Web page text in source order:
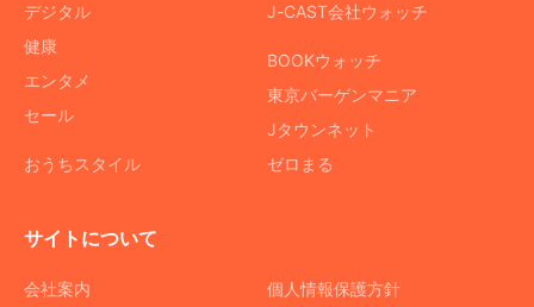
デジタル
健康
エンタメ
セール
おうちスタイル
J-CAST会社ウォッチ
BOOKウォッチ
東京バーゲンマニア
Jタウンネット
ゼロまる
サイトについて
会社案内 個人情報保護方針